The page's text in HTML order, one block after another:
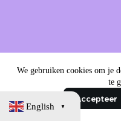
We gebruiken cookies om je
te
Accepteer
English ▼